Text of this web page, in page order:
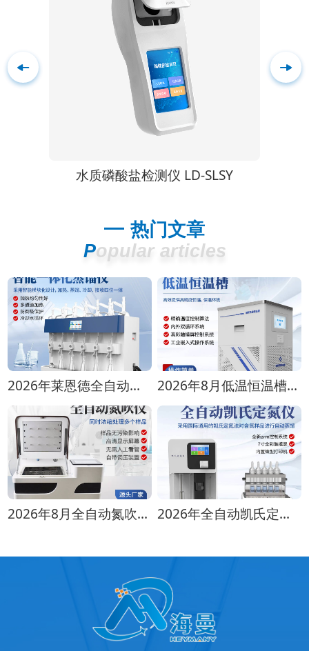
余氯总氯分析仪 LD-YL2
热门文章
Popular articles
2026年莱恩德全自动蒸馏仪全型号对比选购指南 2026年8月低温恒温槽选购攻略 全生命周期成本对比
2026年8月全自动氮吹仪选购指南：各行业适配方案推荐 2026年全自动凯氏定氮仪选购指南 实验室选型全攻略